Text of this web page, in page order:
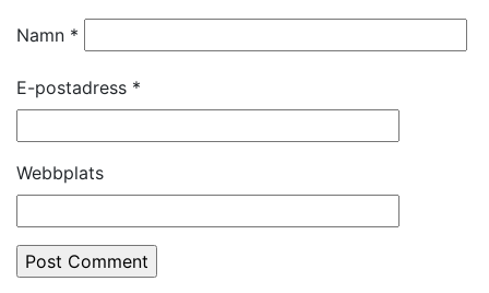
Namn *
E-postadress *
Webbplats